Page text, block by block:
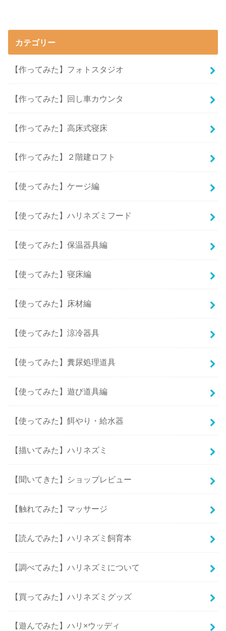
カテゴリー
【作ってみた】フォトスタジオ
【作ってみた】回し車カウンタ
【作ってみた】高床式寝床
【作ってみた】２階建ロフト
【使ってみた】ケージ編
【使ってみた】ハリネズミフード
【使ってみた】保温器具編
【使ってみた】寝床編
【使ってみた】床材編
【使ってみた】涼冷器具
【使ってみた】糞尿処理道具
【使ってみた】遊び道具編
【使ってみた】餌やり・給水器
【描いてみた】ハリネズミ
【聞いてきた】ショップレビュー
【触れてみた】マッサージ
【読んでみた】ハリネズミ飼育本
【調べてみた】ハリネズミについて
【買ってみた】ハリネズミグッズ
【遊んでみた】ハリ×ウッディ